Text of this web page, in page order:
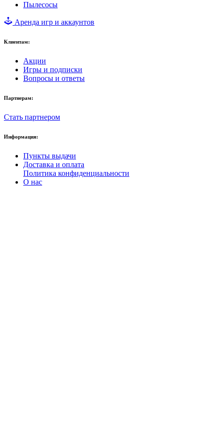
Пылесосы
Аренда игр и аккаунтов
Клиентам:
Акции
Игры и подписки
Вопросы и ответы
Партнерам:
Стать партнером
Информация:
Пункты выдачи
Доставка и оплата
Политика конфиденциальности
О нас